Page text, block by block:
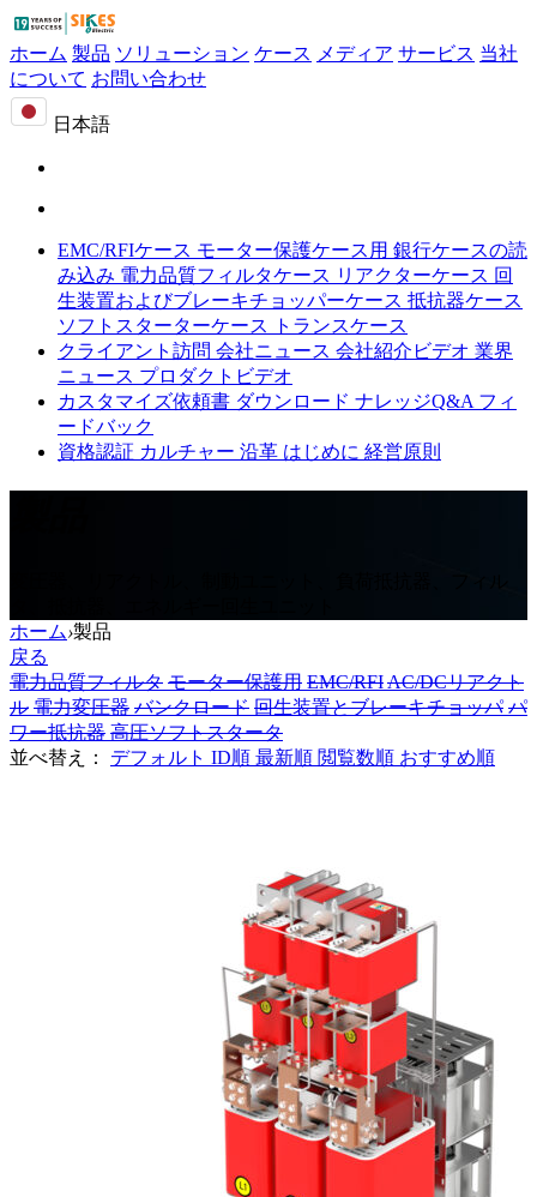
ホーム 製品 ソリューション ケース メディア サービス 当社
について お問い合わせ
日本語
EMC/RFIケース モーター保護ケース用 銀行ケースの読
み込み 電力品質フィルタケース リアクターケース 回
生装置およびブレーキチョッパーケース 抵抗器ケース
ソフトスターターケース
トランスケース
クライアント訪問 会社ニュース 会社紹介ビデオ 業界
ニュース プロダクトビデオ
カスタマイズ依頼書 ダウンロード ナレッジQ&A フィ
ードバック
資格認証 カルチャー 沿革 はじめに 経営原則
ホーム›製品
戻る
電力品質フィルタ モーター保護用 EMC/RFIAC/DCリアクト
ル 電力変圧器 バンクロード 回生装置とブレーキチョッパ パ
ワー抵抗器 高圧ソフトスタータ
並べ替え：
デフォルト ID順 最新順 閲覧数順 おすすめ順